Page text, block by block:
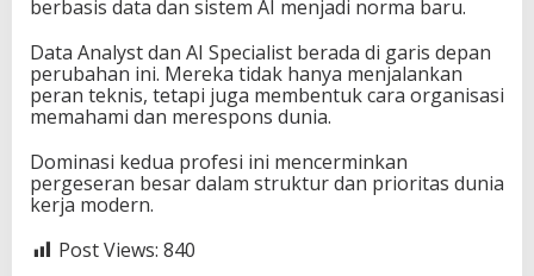
berbasis data dan sistem AI menjadi norma baru.
Data Analyst dan AI Specialist berada di garis depan
perubahan ini. Mereka tidak hanya menjalankan
peran teknis, tetapi juga membentuk cara organisasi
memahami dan merespons dunia.
Dominasi kedua profesi ini mencerminkan
pergeseran besar dalam struktur dan prioritas dunia
kerja modern.
Post Views: 840